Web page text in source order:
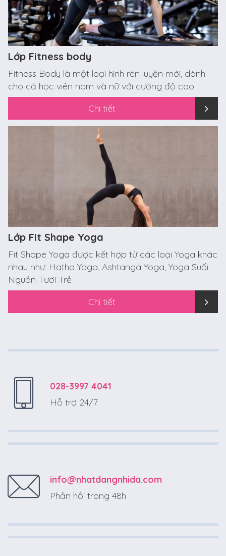
Lớp Fitness body
Fitness Body là một loại hình rèn luyện mới, dành
cho cả học viên nam và nữ với cường độ cao.
Chi tiết
Lớp Fit Shape Yoga
Fit Shape Yoga được kết hợp từ các loại Yoga khác
nhau như: Hatha Yoga, Ashtanga Yoga, Yoga Suối
Nguồn Tươi Trẻ
Chi tiết
028-3997 4041
Hỗ trợ 24/7
info@nhatdangnhida.com
Phản hồi trong 48h